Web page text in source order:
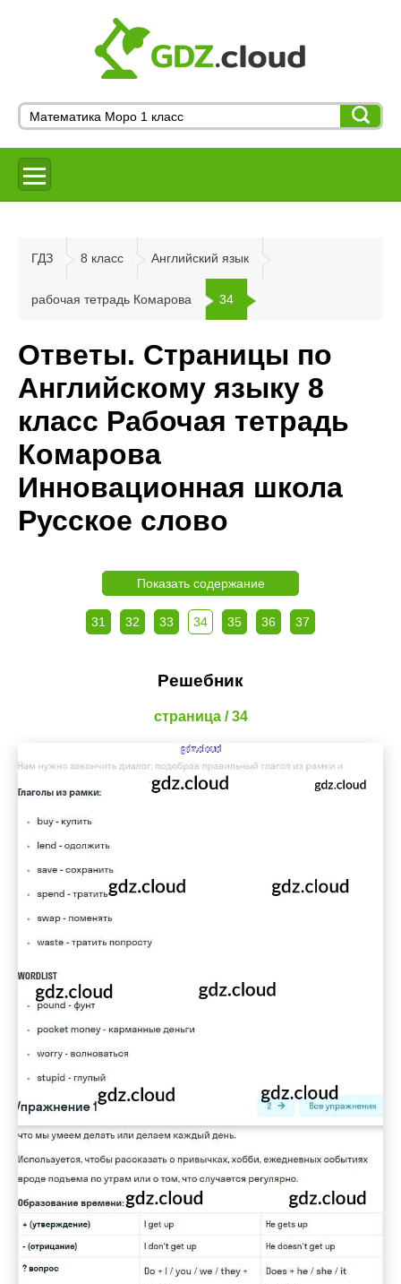
ГДЗ 8 класс Английский язык
рабочая тетрадь Комарова 34
Ответы. Страницы по
Английскому языку 8
класс Рабочая тетрадь
Комарова
Инновационная школа
Русское слово
Показать содержание
31 32 33 34 35 36 37
Решебник
страница / 34